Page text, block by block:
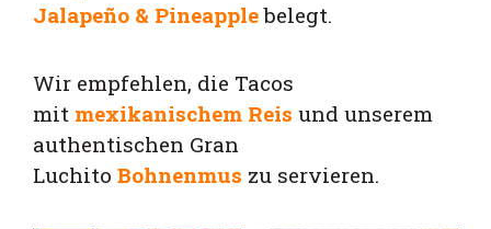
Jalapeño & Pineapplebelegt.
Wir empfehlen, die Tacos
mit mexikanischem Reis und unserem
authentischen Gran
Luchito Bohnenmus zu servieren.